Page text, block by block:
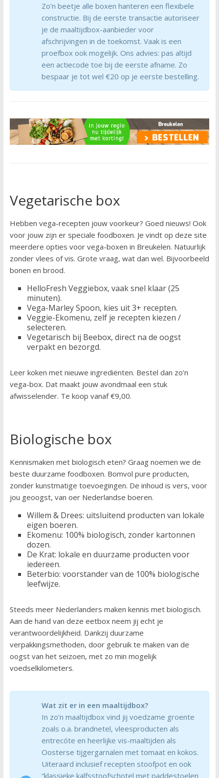
Zo’n beetje alle boxen hanteren een flexibele
constructie. Bij de eerste transactie autoriseer
je de maaltijdbox-aanbieder voor
afschrijvingen in de toekomst. Vaak is een
proefbox ook mogelijk. Ons advies: pas altijd
een actiecode toe bij de eerste afname. Zo
bespaar je tot wel €20 op je eerste bestelling.
Vegetarische box
Hebben vega-recepten jouw voorkeur? Goed nieuws! Ook
voor jouw zijn er speciale foodboxen. Je vindt op deze site
meerdere opties voor vega-boxen in Breukelen. Natuurlijk
zonder vlees of vis. Grote vraag, wat dan wel. Bijvoorbeeld
bonen en brood.
HelloFresh Veggiebox, vaak snel klaar (25
minuten).
Vega-Marley Spoon, kies uit 3+ recepten.
Veggie-Ekomenu, zelf je recepten kiezen /
selecteren.
Vegetarisch bij Beebox, direct na de oogst
verpakt en bezorgd.
Leer koken met nieuwe ingrediënten. Bestel dan zo’n
vega-box. Dat maakt jouw avondmaal een stuk
afwisselender. Te koop vanaf €9,00.
Biologische box
Kennismaken met biologisch eten? Graag noemen we de
beste duurzame foodboxen. Bomvol pure producten,
zonder kunstmatige toevoegingen. De inhoud is vers, voor
jou geoogst, van oer Nederlandse boeren.
Willem & Drees: uitsluitend producten van lokale
eigen boeren.
Ekomenu: 100% biologisch, zonder kartonnen
dozen.
De Krat: lokale en duurzame producten voor
iedereen.
Beterbio: voorstander van de 100% biologische
leefwijze.
Steeds meer Nederlanders maken kennis met biologisch.
Aan de hand van deze eetbox neem jij echt je
verantwoordelijkheid. Dankzij duurzame
verpakkingsmethoden, door gebruik te maken van de
oogst van het seizoen, met zo min mogelijk
voedselkilometers.
Wat zit er in een maaltijdbox?
In zo’n maaltijdbox vind jij voedzame groente
zoals o.a. brandnetel, vleesproducten als
entrecóte en heerlijke vis-maaltijden als
Oosterse tijgergarnalen met tomaat en kokos.
Uiteraard inclusief recepten stoofpot en ook
“klassieke kalfsstoofschotel met paddestoelen